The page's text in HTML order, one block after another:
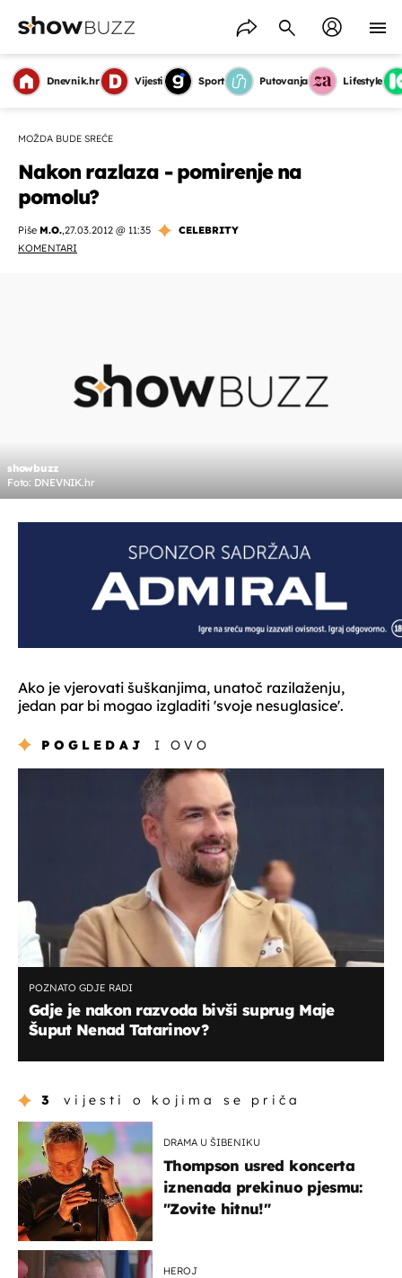
Dnevnik.hr Vijesti Sport Putovanja Lifestyle
MOŽDA BUDE SREĆE
Nakon razlaza - pomirenje na
pomolu?
Piše M.O.,27.03.2012 @ 11:35
CELEBRITY
KOMENTARI
showbuzz
Foto: DNEVNIK.hr
Ako je vjerovati šuškanjima, unatoč razilaženju,
jedan par bi mogao izgladiti 'svoje nesuglasice'.
POGLEDAJ I OVO
POZNATO GDJE RADI
Gdje je nakon razvoda bivši suprug Maje
Šuput Nenad Tatarinov?
3 vijesti o kojima se priča
DRAMA U ŠIBENIKU
Thompson usred koncerta
iznenada prekinuo pjesmu:
"Zovite hitnu!"
HEROJ